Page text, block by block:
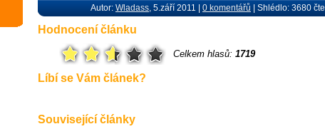
Autor: Wladass , 5.září 2011 | 0 komentářů | Shlédlo: 3680
Hodnocení článku
Celkem hlasů: 1719
Líbí se Vám článek?
Související články